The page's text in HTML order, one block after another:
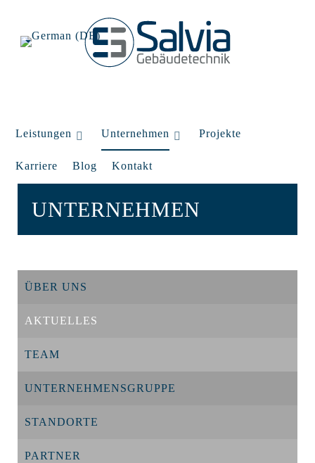
Leistungen Unternehmen Projekte
Karriere Blog Kontakt
UNTERNEHMEN
ÜBER UNS
AKTUELLES
TEAM
UNTERNEHMENSGRUPPE
STANDORTE
PARTNER